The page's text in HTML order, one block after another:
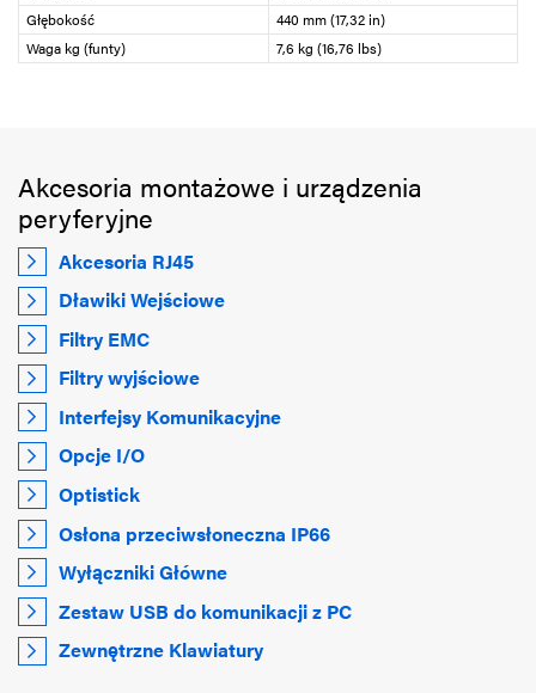
Głębokość
440 mm (17,32 in)
Waga kg (funty)
7,6 kg (16,76 lbs)
Akcesoria montażowe i urządzenia
peryferyjne
Akcesoria RJ45
Dławiki Wejściowe
Filtry EMC
Filtry wyjściowe
Interfejsy Komunikacyjne
Opcje I/O
Optistick
Osłona przeciwsłoneczna IP66
Wyłączniki Główne
Zestaw USB do komunikacji z PC
Zewnętrzne Klawiatury